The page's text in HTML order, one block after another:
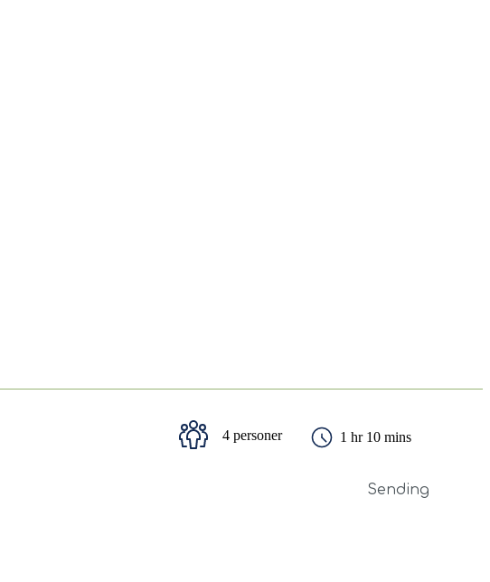
4 personer 1 hr 10 mins
Sending